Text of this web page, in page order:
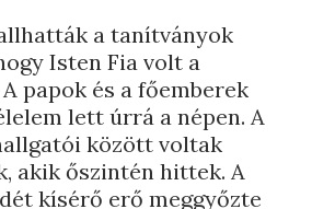
a tanítványok
Isten Fia volt a
papok és a főemberek
lett úrrá a népen. A
között voltak
akik őszintén hittek. A
kísérő erő meggyőzte